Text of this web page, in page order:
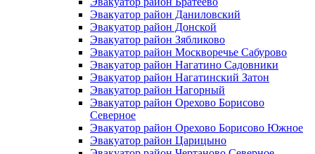
Эвакуатор район Даниловский
Эвакуатор район Донской
Эвакуатор район Зябликово
Эвакуатор район Москворечье Сабурово
Эвакуатор район Нагатино Cадовники
Эвакуатор район Нагатинский Затон
Эвакуатор район Нагорный
Эвакуатор район Орехово Борисово
Северное
Эвакуатор район Орехово Борисово Южное
Эвакуатор район Царицыно